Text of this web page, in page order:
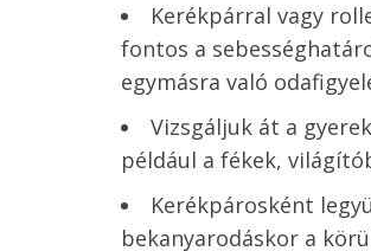
Kerékpárral vagy
fontos a
egymásra való
Vizsgáljuk át a
például a fékek,
Kerékpárosként
bekanyarodáskor a